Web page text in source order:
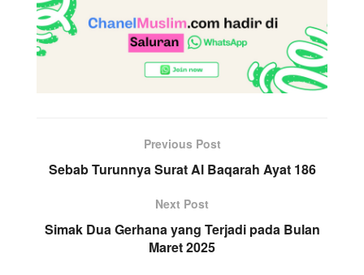
Previous Post
Sebab Turunnya Surat Al Baqarah Ayat 186
Next Post
Simak Dua Gerhana yang Terjadi pada Bulan
Maret 2025